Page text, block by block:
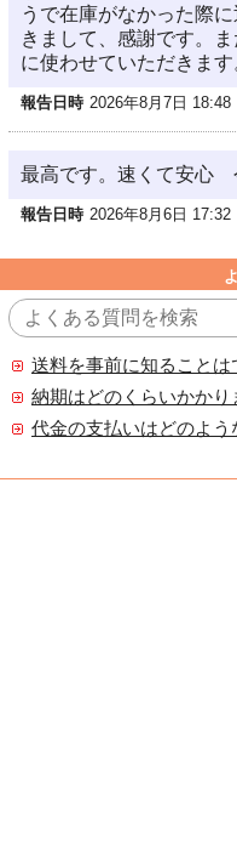
うで在庫がなかった際
きまして、感謝です。
に使わせていただきます
報告日時 2026年8月7日 18:48
最高です。速くて安心
報告日時 2026年8月6日 17:32
送料を事前に知ることは
納期はどのくらいかかり